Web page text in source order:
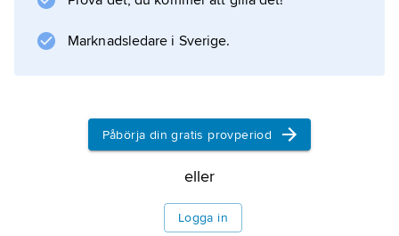
Bayer, Gerhard Rühm, Oswald Wiener, mera
perifert även Ernst Jandl och Friederike
Information om artikeln
Marknadsledare i Sverige.
Påbörja din gratis provperiod
eller
Logga in